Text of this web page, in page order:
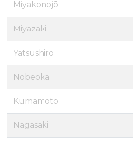
Miyakonojō
Miyazaki
Yatsushiro
Nobeoka
Kumamoto
Nagasaki